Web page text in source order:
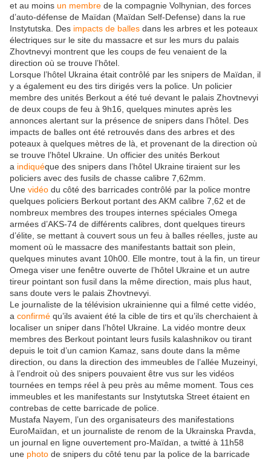
et au moins un membre de la compagnie Volhynian, des forces
d’auto-défense de Maïdan (Maïdan Self-Defense) dans la rue
Instytutska. Des impacts de balles dans les arbres et les poteaux
électriques sur le site du massacre et sur les murs du palais
Zhovtnevyi montrent que les coups de feu venaient de la
direction où se trouve l’hôtel.
Lorsque l’hôtel Ukraina était contrôlé par les snipers de Maïdan, il
y a également eu des tirs dirigés vers la police. Un policier
membre des unités Berkout a été tué devant le palais Zhovtnevyi
de deux coups de feu à 9h16, quelques minutes après les
annonces alertant sur la présence de snipers dans l’hôtel. Des
impacts de balles ont été retrouvés dans des arbres et des
poteaux à quelques mètres de là, et provenant de la direction où
se trouve l’hôtel Ukraine. Un officier des unités Berkout
a indiquéque des snipers dans l’hôtel Ukraine tiraient sur les
policiers avec des fusils de chasse calibre 7,62mm.
Une vidéo du côté des barricades contrôlé par la police montre
quelques policiers Berkout portant des AKM calibre 7,62 et de
nombreux membres des troupes internes spéciales Omega
armées d’AKS-74 de différents calibres, dont quelques tireurs
d’élite, se mettant à couvert sous un feu à balles réelles, juste au
moment où le massacre des manifestants battait son plein,
quelques minutes avant 10h00. Elle montre, tout à la fin, un tireur
Omega viser une fenêtre ouverte de l’hôtel Ukraine et un autre
tireur pointant son fusil dans la même direction, mais plus haut,
sans doute vers le palais Zhovtnevyi.
Le journaliste de la télévision ukrainienne qui a filmé cette vidéo,
a confirmé qu’ils avaient été la cible de tirs et qu’ils cherchaient à
localiser un sniper dans l’hôtel Ukraine. La vidéo montre deux
membres des Berkout pointant leurs fusils kalashnikov ou tirant
depuis le toit d’un camion Kamaz, sans doute dans la même
direction, ou dans la direction des immeubles de l’allée Muzeinyi,
à l’endroit où des snipers pouvaient être vus sur les vidéos
tournées en temps réel à peu près au même moment. Tous ces
immeubles et les manifestants sur Instytutska Street étaient en
contrebas de cette barricade de police.
Mustafa Nayem, l’un des organisateurs des manifestations
EuroMaïdan, et un journaliste de renom de la Ukrainska Pravda,
un journal en ligne ouvertement pro-Maïdan, a twitté à 11h58
une photo de snipers du côté tenu par la police de la barricade